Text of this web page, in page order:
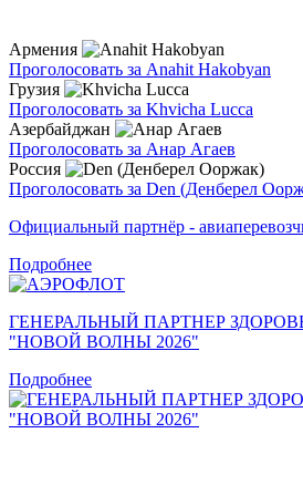
Армения
Проголосовать за Anahit Hakobyan
Грузия
Проголосовать за Khvicha Lucca
Азербайджан
Проголосовать за Анар Агаев
Россия
Проголосовать за Den (Денберел
Официальный партнёр -
Подробнее
ГЕНЕРАЛЬНЫЙ ПАРТНЕР
"НОВОЙ ВОЛНЫ 2026"
Подробнее